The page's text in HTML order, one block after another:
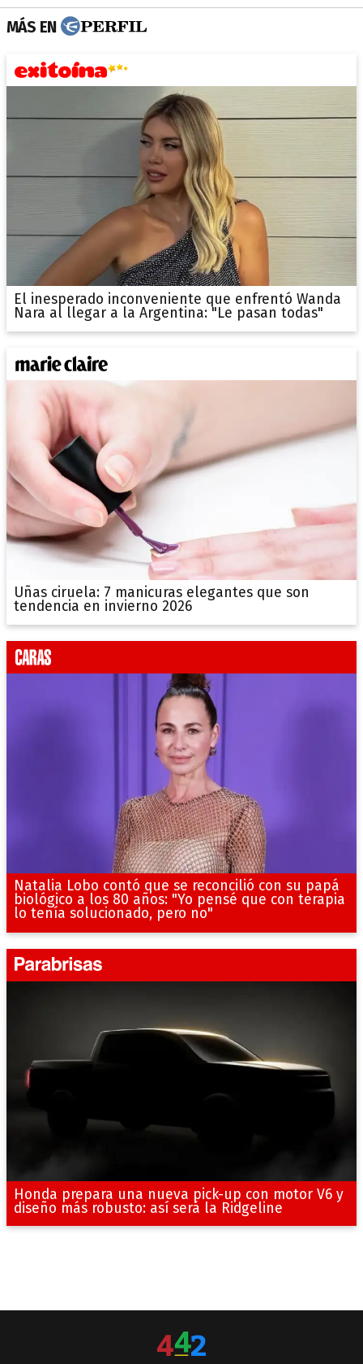
MÁS EN
El inesperado inconveniente que enfrentó Wanda
Nara al llegar a la Argentina: "Le pasan todas"
Uñas ciruela: 7 manicuras elegantes que son
tendencia en invierno 2026
Natalia Lobo contó que se reconcilió con su papá
biológico a los 80 años: "Yo pensé que con terapia
lo tenía solucionado, pero no"
Honda prepara una nueva pick-up con motor V6 y
diseño más robusto: así será la Ridgeline